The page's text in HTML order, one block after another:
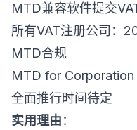
MTD兼容软件提交
所有VAT注册公司：
MTD合规
MTD for Corporation
全面推行时间待定
实用理由：